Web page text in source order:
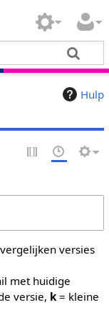
Hulp
versies
met huidige
versie, k= kleine